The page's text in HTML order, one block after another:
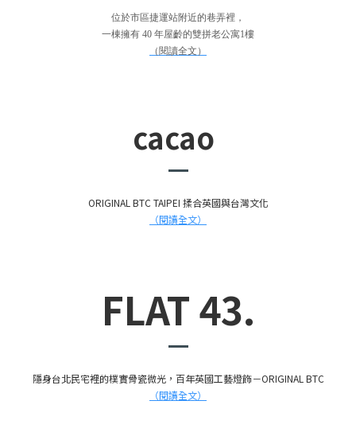
位於市區捷運站附近的巷弄裡，
一棟擁有 40 年屋齡的雙拼老公寓1樓
（閱讀全文）
cacao
ORIGINAL BTC TAIPEI 揉合英國與台灣文化
（閱讀全文）
FLAT 43.
隱身台北民宅裡的樸實骨瓷微光，百年英國工藝燈飾－ORIGINAL BTC
（閱讀全文）